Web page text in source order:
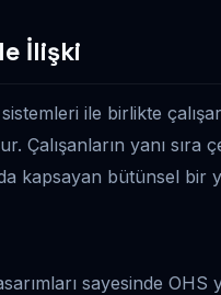
İlişki
ile birlikte
Çalışanların yanı
kapsayan bütünsel bir
sayesinde OHS